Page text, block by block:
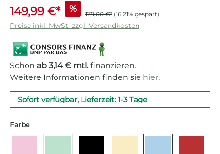
149,99 €* % 179,00 €* (16.21% gespart)
Preise inkl. MwSt. zzgl. Versandkosten
Schon ab 3,14 € mtl. finanzieren.
Weitere Informationen finden sie hier.
Sofort verfügbar, Lieferzeit: 1-3 Tage
Farbeauswählen